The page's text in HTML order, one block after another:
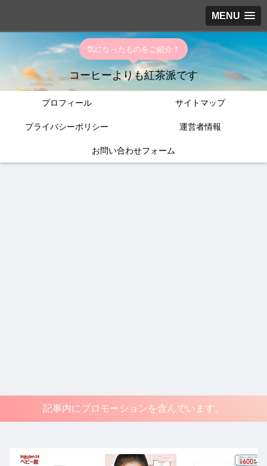
MENU
気になったものをご紹介！
コーヒーよりも紅茶派です
プロフィール サイトマップ
プライバシーポリシー 運営者情報
お問い合わせフォーム
記事内にプロモーションを含んでいます。